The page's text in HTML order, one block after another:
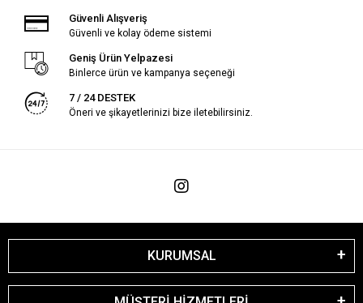
Güvenli Alışveriş
Güvenli ve kolay ödeme sistemi
Geniş Ürün Yelpazesi
Binlerce ürün ve kampanya seçeneği
7 / 24 DESTEK
Öneri ve şikayetlerinizi bize iletebilirsiniz.
KURUMSAL